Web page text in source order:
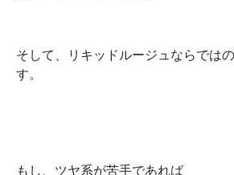
そして、リキッドルージュならでは
す。
もし、ツヤ系が苦手であれば